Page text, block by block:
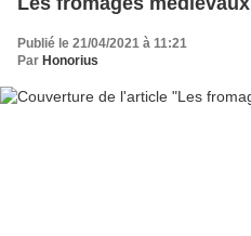
Publié le 21/04/2021 à 11:21
Par Honorius